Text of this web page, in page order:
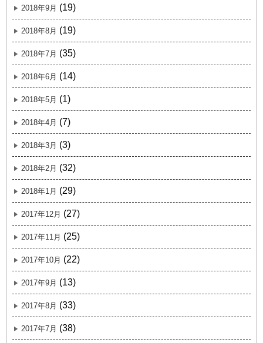
2018年9月 (19)
2018年8月 (19)
2018年7月 (35)
2018年6月 (14)
2018年5月 (1)
2018年4月 (7)
2018年3月 (3)
2018年2月 (32)
2018年1月 (29)
2017年12月 (27)
2017年11月 (25)
2017年10月 (22)
2017年9月 (13)
2017年8月 (33)
2017年7月 (38)